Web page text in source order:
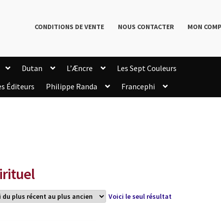
CONDITIONS DE VENTE NOUS CONTACTER MON
Dutan L’Æncre
Les Sept Couleurs
Éditeurs Philippe Randa
Francephi
Voici le seul résultat